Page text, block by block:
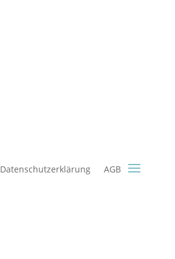
Datenschutzerklärung AGB